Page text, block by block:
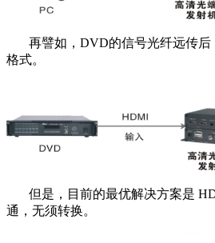
再譬如，DVD的信号光纤远传后
格式。
但是，目前的最优解决方案是
通，无须转换。